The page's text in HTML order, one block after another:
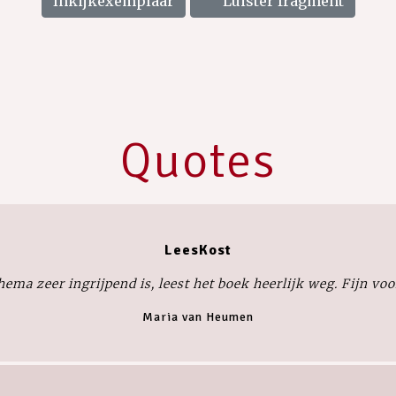
Quotes
LeesKost
zeer ingrijpend is, leest het boek heerlijk weg. Fijn
Maria van Heumen